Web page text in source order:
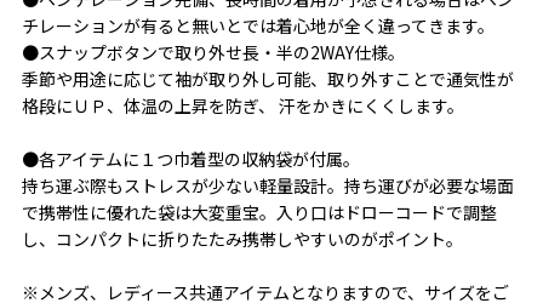
チレーションが有ると無いとでは着心地が全く違ってきます。
●スナップボタンで取り外せ長・半の2WAY仕様。
季節や用途に応じて袖が取り外し可能、取り外すことで通気性が
格段にＵＰ、体温の上昇を防ぎ、 汗をかきにくくします。
●各アイテムに１つ巾着型の収納袋が付属。
持ち運ぶ際もストレスが少ない軽量設計。持ち運びが必要な場面
で携帯性に優れた袋は大変重宝。入り口はドローコードで調整
し、コンパクトに折りたたみ携帯しやすいのがポイント。
※メンズ、レディース共通アイテムとなりますので、サイズをご